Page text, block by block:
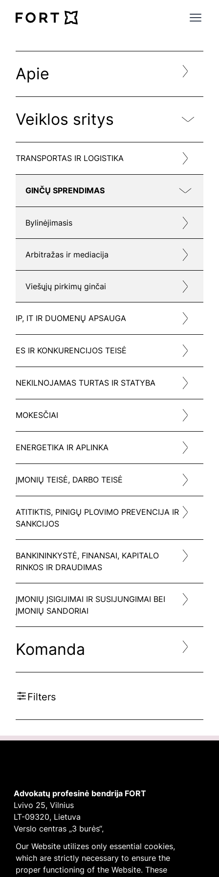
FortLegal
Open
Apie
Veiklos sritys
TRANSPORTAS IR LOGISTIKA
GINČŲ SPRENDIMAS
Bylinėjimasis
Arbitražas ir mediacija
Viešųjų pirkimų ginčai
IP, IT IR DUOMENŲ APSAUGA
ES IR KONKURENCIJOS TEISĖ
NEKILNOJAMAS TURTAS IR STATYBA
MOKESČIAI
ENERGETIKA IR APLINKA
ĮMONIŲ TEISĖ, DARBO TEISĖ
ATITIKTIS, PINIGŲ PLOVIMO PREVENCIJA IR
SANKCIJOS
BANKININKYSTĖ, FINANSAI, KAPITALO
RINKOS IR DRAUDIMAS
ĮMONIŲ ĮSIGIJIMAI IR SUSIJUNGIMAI BEI
ĮMONIŲ SANDORIAI
Komanda
Filters
Our Website utilizes only essential cookies,
which are strictly necessary to ensure the
proper functioning of the Website. These
Advokatų profesinė bendrija FORT
Lvivo 25, Vilnius
LT-09320, Lietuva
Verslo centras „3 burės“,
E-mailvilnius@fortlegal.com
Tel. +370 5 250 6141